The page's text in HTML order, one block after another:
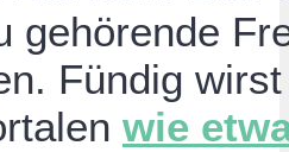
gehörende
Fündig
wie